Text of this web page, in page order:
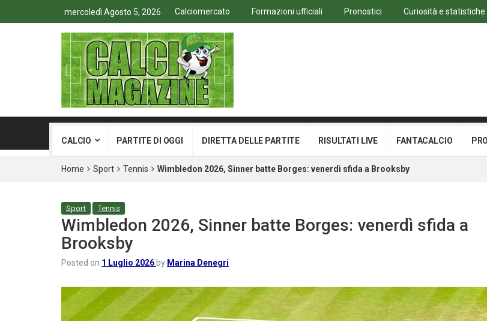
mercoledì Agosto 5, 2026 Calciomercato Formazioni ufficiali Pronostici Curiosità e statistiche
CALCIO PARTITE DI OGGI DIRETTA DELLE PARTITE RISULTATI LIVE FANTACALCIO
Home Sport Tennis Wimbledon 2026, Sinner batte Borges: venerdì sfida a Brooksby
Sport Tennis
Wimbledon 2026, Sinner batte Borges: venerdì sfida a
Brooksby
Posted on 1 Luglio 2026 by Marina Denegri